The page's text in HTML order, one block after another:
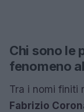
Chi sono le
fenomeno
Tra i nomi finiti
Fabrizio